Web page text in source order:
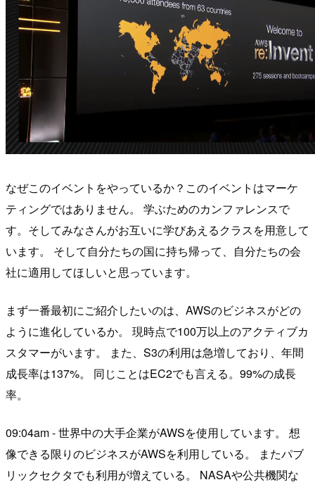
なぜこのイベントをやっているか？このイベントはマーケ
ティングではありません。 学ぶためのカンファレンスで
す。そしてみなさんがお互いに学びあえるクラスを用意して
います。 そして自分たちの国に持ち帰って、自分たちの会
社に適用してほしいと思っています。
まず一番最初にご紹介したいのは、AWSのビジネスがどの
ように進化しているか。 現時点で100万以上のアクティブカ
スタマーがいます。 また、S3の利用は急増しており、年間
成長率は137%。 同じことはEC2でも言える。99%の成長
率。
09:04am - 世界中の大手企業がAWSを使用しています。 想
像できる限りのビジネスがAWSを利用している。 またパブ
リックセクタでも利用が増えている。 NASAや公共機関な